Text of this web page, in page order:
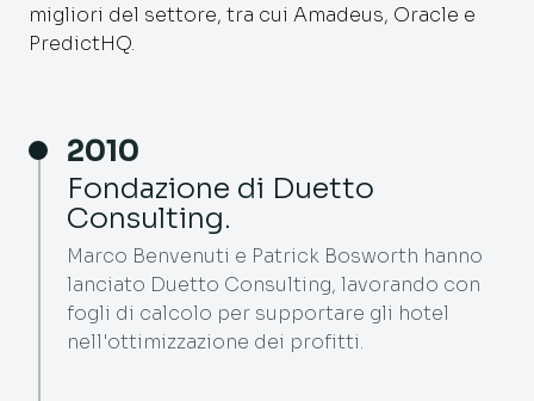
migliori del settore, tra cui Amadeus, Oracle e
PredictHQ.
2010
Fondazione di Duetto
Consulting.
Marco Benvenuti e Patrick Bosworth hanno
lanciato Duetto Consulting, lavorando con
fogli di calcolo per supportare gli hotel
nell'ottimizzazione dei profitti.